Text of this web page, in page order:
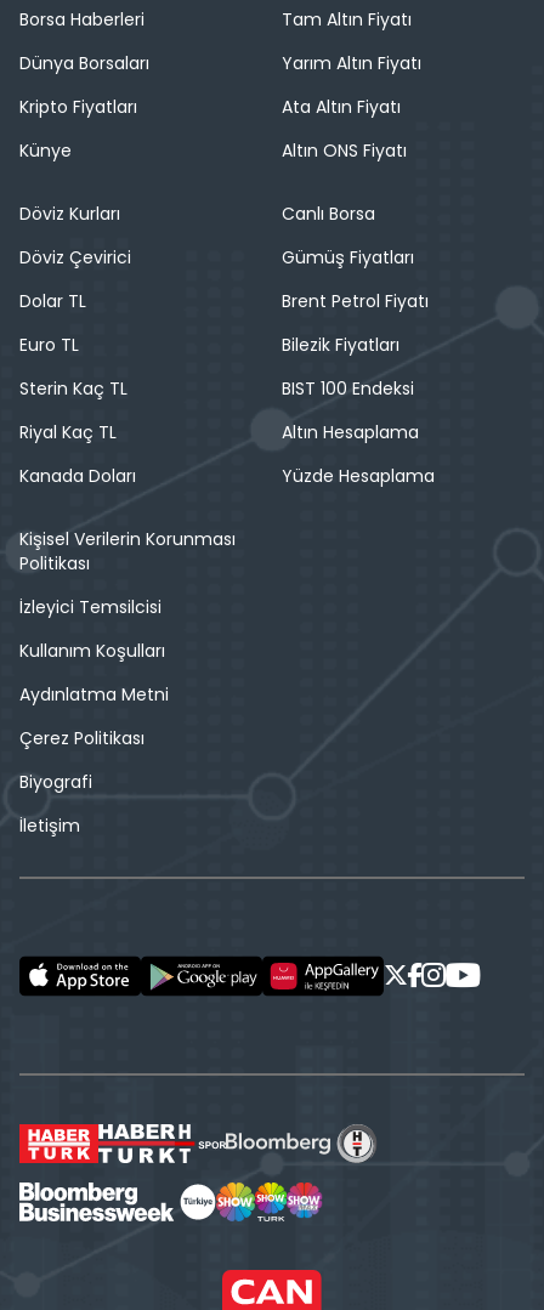
Borsa Haberleri
Dünya Borsaları
Kripto Fiyatları
Künye
Tam Altın Fiyatı
Yarım Altın Fiyatı
Ata Altın Fiyatı
Altın ONS Fiyatı
Döviz Kurları
Döviz Çevirici
Dolar TL
Euro TL
Sterin Kaç TL
Riyal Kaç TL
Kanada Doları
Canlı Borsa
Gümüş Fiyatları
Brent Petrol Fiyatı
Bilezik Fiyatları
BIST 100 Endeksi
Altın Hesaplama
Yüzde Hesaplama
Kişisel Verilerin Korunması
Politikası
İzleyici Temsilcisi
Kullanım Koşulları
Aydınlatma Metni
Çerez Politikası
Biyografi
İletişim